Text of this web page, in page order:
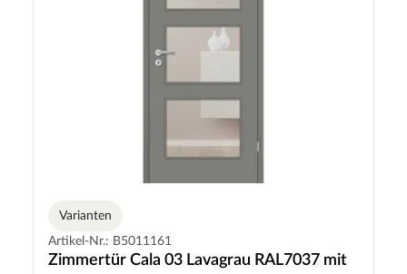
Varianten
Artikel-Nr.: B5011161
Zimmertür Cala 03 Lavagrau RAL7037 mit